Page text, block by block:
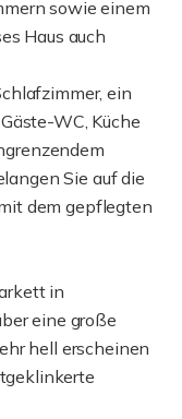
sowie einem
Haus auch
ein
WC, Küche
Sie auf die
dem gepflegten
in
eine große
hell erscheinen